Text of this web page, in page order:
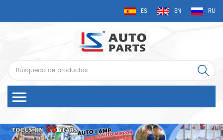
ES EN RU